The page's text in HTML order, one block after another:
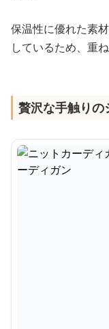
保温性に優れた素
しているため、重
贅沢な手触りの